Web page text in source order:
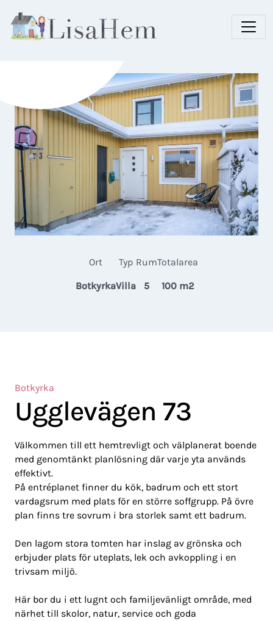
Ort
Botkyrka
Typ
Villa
Rum
5
Totalarea
100 m2
Botkyrka
Ugglevägen 73
Välkommen till ett hemtrevligt och välplanerat boende
med genomtänkt planlösning där varje yta används
effektivt.
På entréplanet finner du kök, badrum och ett stort
vardagsrum med plats för en större soffgrupp. På övre
plan finns tre sovrum i bra storlek samt ett badrum.
Den lagom stora tomten har inslag av grönska och
erbjuder plats för uteplats, lek och avkoppling i en
trivsam miljö.
Här bor du i ett lugnt och familjevänligt område, med
närhet till skolor, natur, service och goda